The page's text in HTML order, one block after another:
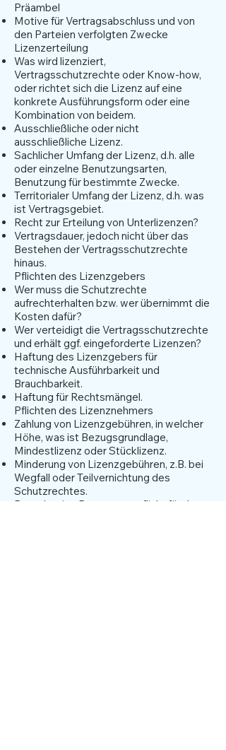
Präambel
Motive für Vertragsabschluss und von
den Parteien verfolgten Zwecke
Lizenzerteilung
Was wird lizenziert,
Vertragsschutzrechte oder Know-how,
oder richtet sich die Lizenz auf eine
konkrete Ausführungsform oder eine
Kombination von beidem.
Ausschließliche oder nicht
ausschließliche Lizenz.
Sachlicher Umfang der Lizenz, d.h. alle
oder einzelne Benutzungsarten,
Benutzung für bestimmte Zwecke.
Territorialer Umfang der Lizenz, d.h. was
ist Vertragsgebiet.
Recht zur Erteilung von Unterlizenzen?
Vertragsdauer, jedoch nicht über das
Bestehen der Vertragsschutzrechte
hinaus.
Pflichten des Lizenzgebers
Wer muss die Schutzrechte
aufrechterhalten bzw. wer übernimmt die
Kosten dafür?
Wer verteidigt die Vertragsschutzrechte
und erhält ggf. eingeforderte Lizenzen?
Haftung des Lizenzgebers für
technische Ausführbarkeit und
Brauchbarkeit.
Haftung für Rechtsmängel.
Pflichten des Lizenznehmers
Zahlung von Lizenzgebühren, in welcher
Höhe, was ist Bezugsgrundlage,
Mindestlizenz oder Stücklizenz.
Minderung von Lizenzgebühren, z.B. bei
Wegfall oder Teilvernichtung des
Schutzrechtes.
Besteht eine Benutzungspflicht für den